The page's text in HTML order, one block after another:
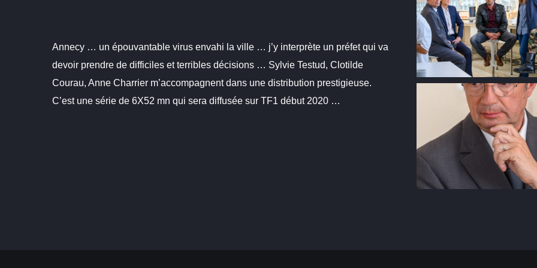
Annecy … un épouvantable virus envahi la ville … j’y interprète un préfet qui va
devoir prendre de difficiles et terribles décisions … Sylvie Testud, Clotilde
Courau, Anne Charrier m’accompagnent dans une distribution prestigieuse.
C’est une série de 6X52 mn qui sera diffusée sur TF1 début 2020 …